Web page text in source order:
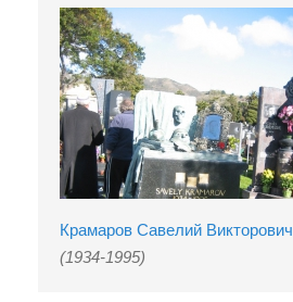
Крамаров Савелий Викторович
(1934-1995)